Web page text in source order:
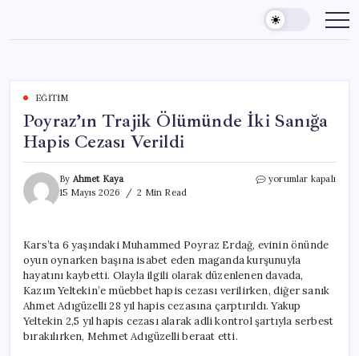
content
EĞITIM
Poyraz’ın Trajik Ölümünde İki Sanığa
Hapis Cezası Verildi
By Ahmet Kaya
15 Mayıs 2026
2 Min Read
Poyraz’ın
Hapis
Cezası
Verildi
için
yorumlar kapalı
Kars’ta 6 yaşındaki Muhammed Poyraz Erdağ, evinin önünde
oyun oynarken başına isabet eden maganda kurşunuyla
hayatını kaybetti. Olayla ilgili olarak düzenlenen davada,
Kazım Yeltekin’e müebbet hapis cezası verilirken, diğer sanık
Ahmet Adıgüzelli 28 yıl hapis cezasına çarptırıldı. Yakup
Yeltekin 2,5 yıl hapis cezası alarak adli kontrol şartıyla serbest
bırakılırken, Mehmet Adıgüzelli beraat etti.